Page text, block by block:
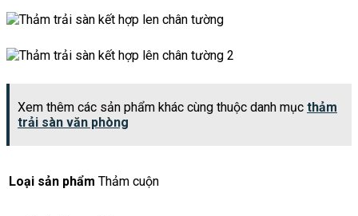
Xem thêm các sản phẩm khác cùng thuộc danh mục thảm
trải sàn văn phòng
Loại sản phẩm Thảm cuộn